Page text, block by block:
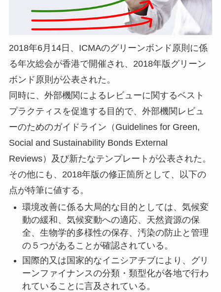
2018年6月14日、ICMAのグリーンボンド原則に係
る年次総会が香港で開催され、2018年版グリーン
ボンド原則が公表された。
同時に、外部機関によるレビューに関するベスト
プラクティスを促進する目的で、外部機関レビュ
ーのためのガイドライン（Guidelines for Green,
Social and Sustainability Bonds External
Reviews）及び新たなテンプレートが公表された。
その他にも、2018年版の修正箇所として、以下の
点が特筆に値する。
環境改善に係る大局的な目的としては、気候変
動の緩和、気候変動への適応、天然資源の保
全、生物学的多様性の保存、汚染の防止と管理
の５つがあることが確認されている。
国際的又は国家的なイニシアチブにより、グリ
ーンファイナンスの分類・類型化が各地で行わ
れていることに言及されている。